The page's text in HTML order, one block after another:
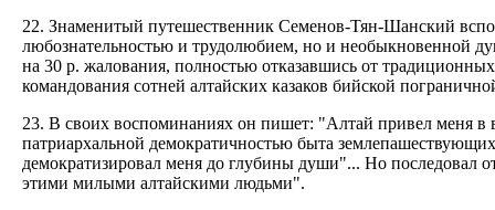
22. Знаменитый путешественник Семенов-Тян-Шанский
любознательностью и трудолюбием, но и необыкновенной
на 30 р. жалования, полностью отказавшись от
командования сотней алтайских казаков бийской
23. В своих воспоминаниях он пишет: "Алтай привел меня в
патриархальной демократичностью быта
демократизировал меня до глубины души"... Но последовал
этими милыми алтайскими людьми".